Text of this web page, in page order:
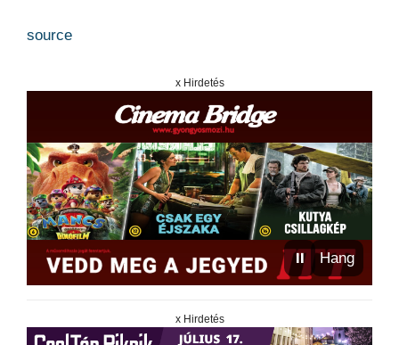
source
x Hirdetés
⏸ Hang
x Hirdetés